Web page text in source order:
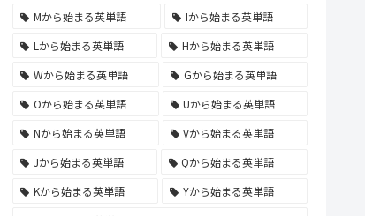
Mから始まる英単語
Iから始まる英単語
Lから始まる英単語
Hから始まる英単語
Wから始まる英単語
Gから始まる英単語
Oから始まる英単語
Uから始まる英単語
Nから始まる英単語
Vから始まる英単語
Jから始まる英単語
Qから始まる英単語
Kから始まる英単語
Yから始まる英単語